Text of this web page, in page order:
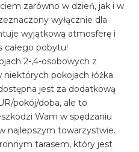
zarówno w dzień, jak i w
wyłącznie dla
wyjątkową atmosferę i
całego pobytu!
2-,4-osobowych z
niektórych pokojach łóżka
jest za dodatkową
pokój/doba, ale to
Wam w spędzaniu
najlepszym towarzystwie.
tarasem, który jest